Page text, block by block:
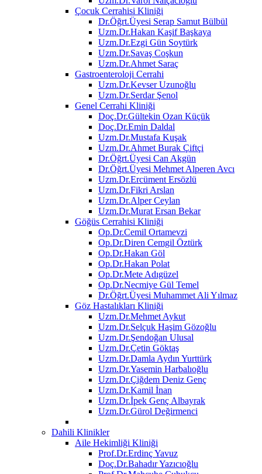
Çocuk Cerrahisi Kliniği
Dr.Öğrt.Üyesi Serap Samut Bülbül
Uzm.Dr.Hakan Kaşif Başkaya
Uzm.Dr.Ezgi Gün Soytürk
Uzm.Dr.Savaş Coşkun
Uzm.Dr.Ahmet Saraç
Gastroenteroloji Cerrahi
Uzm.Dr.Kevser Uzunoğlu
Uzm.Dr.Serdar Şenol
Genel Cerrahi Kliniği
Doç.Dr.Gültekin Ozan Küçük
Doç.Dr.Emin Daldal
Uzm.Dr.Mustafa Kuşak
Uzm.Dr.Ahmet Burak Çiftçi
Dr.Öğrt.Üyesi Can Akgün
Dr.Öğrt.Üyesi Mehmet Alperen Avcı
Uzm.Dr.Ercüment Ersözlü
Uzm.Dr.Fikri Arslan
Uzm.Dr.Alper Ceylan
Uzm.Dr.Murat Ersan Bekar
Göğüs Cerrahisi Kliniği
Op.Dr.Cemil Ortamevzi
Op.Dr.Diren Cemgil Öztürk
Op.Dr.Hakan Göl
Op.Dr.Hakan Polat
Op.Dr.Mete Adıgüzel
Op.Dr.Necmiye Gül Temel
Dr.Öğrt.Üyesi Muhammet Ali Yılmaz
Göz Hastalıkları Kliniği
Uzm.Dr.Mehmet Aykut
Uzm.Dr.Selçuk Haşim Gözoğlu
Uzm.Dr.Şendoğan Ulusal
Uzm.Dr.Çetin Göktaş
Uzm.Dr.Damla Aydın Yurttürk
Uzm.Dr.Yasemin Harbalıoğlu
Uzm.Dr.Çiğdem Deniz Genç
Uzm.Dr.Kamil İnan
Uzm.Dr.İpek Genç Albayrak
Uzm.Dr.Gürol Değirmenci
Dahili Klinikler
Aile Hekimliği Kliniği
Prof.Dr.Erdinç Yavuz
Doç.Dr.Bahadır Yazıcıoğlu